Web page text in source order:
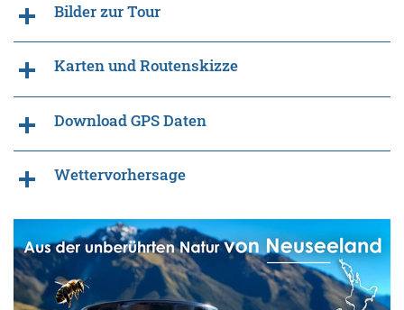
Bilder zur Tour
Karten und Routenskizze
Download GPS Daten
Wettervorhersage